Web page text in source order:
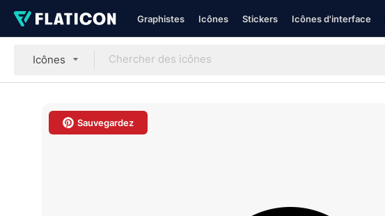
Graphistes Icônes Stickers Icônes d'interface
Icônes
Sauvegardez